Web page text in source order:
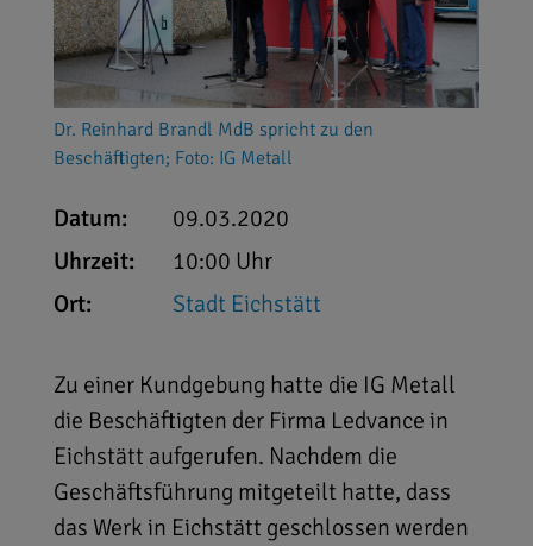
Dr. Reinhard Brandl MdB spricht zu den
Beschäftigten; Foto: IG Metall
Datum:
09.03.2020
Uhrzeit:
10:00 Uhr
Ort:
Stadt Eichstätt
Zu einer Kundgebung hatte die IG Metall
die Beschäftigten der Firma Ledvance in
Eichstätt aufgerufen. Nachdem die
Geschäftsführung mitgeteilt hatte, dass
das Werk in Eichstätt geschlossen werden